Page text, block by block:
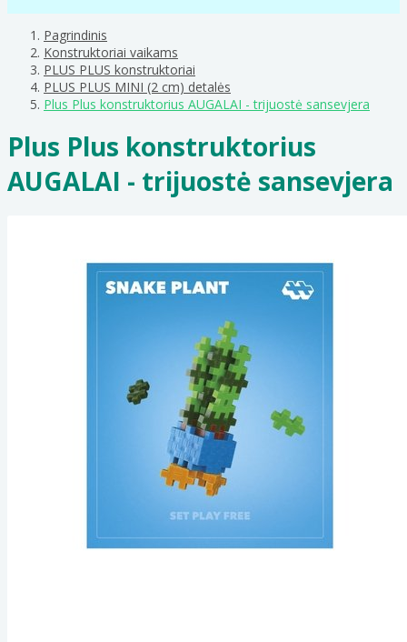
Pagrindinis
Konstruktoriai vaikams
PLUS PLUS konstruktoriai
PLUS PLUS MINI (2 cm) detalės
Plus Plus konstruktorius AUGALAI - trijuostė sansevjera
Plus Plus konstruktorius
AUGALAI - trijuostė sansevjera